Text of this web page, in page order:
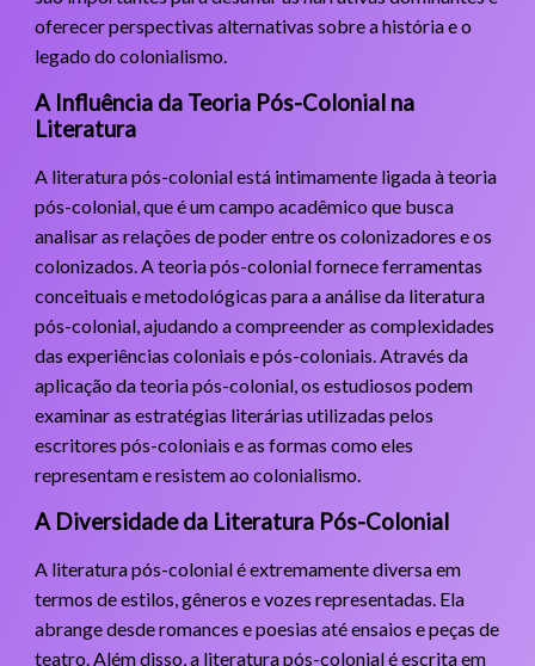
oferecer perspectivas alternativas sobre a história e o
legado do colonialismo.
A Influência da Teoria Pós-Colonial na
Literatura
A literatura pós-colonial está intimamente ligada à teoria
pós-colonial, que é um campo acadêmico que busca
analisar as relações de poder entre os colonizadores e os
colonizados. A teoria pós-colonial fornece ferramentas
conceituais e metodológicas para a análise da literatura
pós-colonial, ajudando a compreender as complexidades
das experiências coloniais e pós-coloniais. Através da
aplicação da teoria pós-colonial, os estudiosos podem
examinar as estratégias literárias utilizadas pelos
escritores pós-coloniais e as formas como eles
representam e resistem ao colonialismo.
A Diversidade da Literatura Pós-Colonial
A literatura pós-colonial é extremamente diversa em
termos de estilos, gêneros e vozes representadas. Ela
abrange desde romances e poesias até ensaios e peças de
teatro. Além disso, a literatura pós-colonial é escrita em